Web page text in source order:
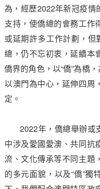
為，經歷2022年新冠疫情
支持，使僑總的會務工作
或延期許多工作計劃，但
總，仍不忘初衷，延續本
僑界的角色，以“僑”為橋
以澳門為中心，延伸四周
定。
2022年，僑總舉辦或
中涉及愛國愛澳、共同抗
流、文化傳承等不同主題
的多元面貌，以及“僑”獨